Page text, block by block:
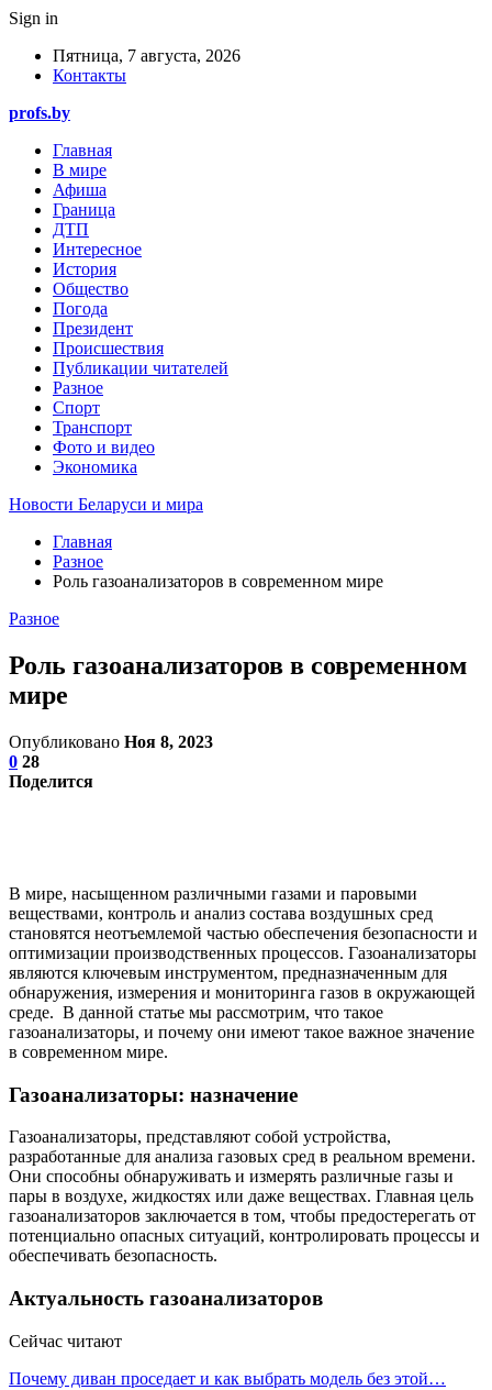
Sign in
Пятница, 7 августа, 2026
Контакты
profs.by
Главная
В мире
Афиша
Граница
ДТП
Интересное
История
Общество
Погода
Президент
Происшествия
Публикации читателей
Разное
Спорт
Транспорт
Фото и видео
Экономика
Новости Беларуси и мира
Главная
Разное
Роль газоанализаторов в современном мире
Разное
Роль газоанализаторов в современном
мире
Опубликовано Ноя 8, 2023
0 28
Поделится
В мире, насыщенном различными газами и паровыми
веществами, контроль и анализ состава воздушных сред
становятся неотъемлемой частью обеспечения безопасности и
оптимизации производственных процессов. Газоанализаторы
являются ключевым инструментом, предназначенным для
обнаружения, измерения и мониторинга газов в окружающей
среде. В данной статье мы рассмотрим, что такое
газоанализаторы, и почему они имеют такое важное значение
в современном мире.
Газоанализаторы: назначение
Газоанализаторы, представляют собой устройства,
разработанные для анализа газовых сред в реальном времени.
Они способны обнаруживать и измерять различные газы и
пары в воздухе, жидкостях или даже веществах. Главная цель
газоанализаторов заключается в том, чтобы предостерегать от
потенциально опасных ситуаций, контролировать процессы и
обеспечивать безопасность.
Актуальность газоанализаторов
Сейчас читают
Почему диван проседает и как выбрать модель без этой…